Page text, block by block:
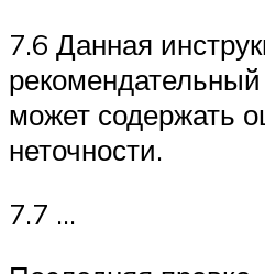
7.6 Данная
рекомендательный
может содержать
неточности.
7.7 …